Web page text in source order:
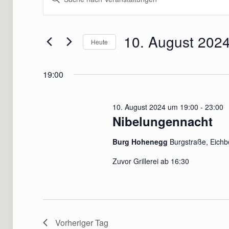
für
10.
August
Suche
Ansichten,
nach
Schlüsselwort.
Heute 10. August
19:00
Nibelungennacht
10. August 2024 um 19:00 - 23:00
Burg Hohenegg Burgstraße,
Zuvor Grillerei ab 16:30
Vorheriger Tag